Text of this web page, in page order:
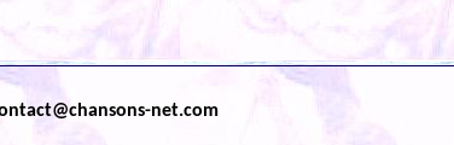
net.com